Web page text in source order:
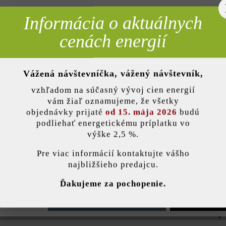
Pridať
Opis produktu
špeciálne jej farebné hrany – bočné plochy tak predstavujú pekné
na terasy alebo do okolia bazénov. Pýtate sa, čím sa odlišuje od
hranou možno skombinovať s mnohými produktmi s drsným
pre liate platne brúsením a fazetovaním bočných plôch, vďaka
dotyk.
Farba:
Zaťažiteľnosť: iba
používa súbory cookie, aby vám ponúkla najlepšiu možnú funkčnosť...
Povoliť všetky
Informácia o aktuálnych
cenách energií
Vážená návštevníčka, vážený návštevník,
vzhľadom na súčasný vývoj cien energií
vám žiaľ oznamujeme, že všetky
objednávky prijaté od 15. mája 2026 budú
podliehať energetickému príplatku vo
výške 2,5 %.
Pre viac informácií kontaktujte vášho
najbližšieho predajcu.
Ďakujeme za pochopenie.